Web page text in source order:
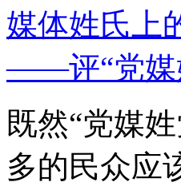
媒体姓氏上
——评“党媒
既然“党媒
多的民众应